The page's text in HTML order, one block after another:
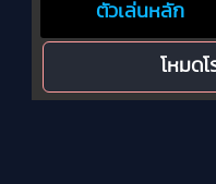
ตัวเล่นหลัก
โหมด